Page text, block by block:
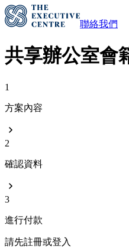
聯絡我們
共享辦公室會
1
方案內容
2
確認資料
3
進行付款
請先註冊或登入